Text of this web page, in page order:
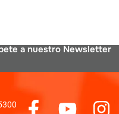
a nuestro Newsletter